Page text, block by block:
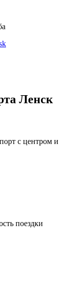
Ленск
с центром и
поездки